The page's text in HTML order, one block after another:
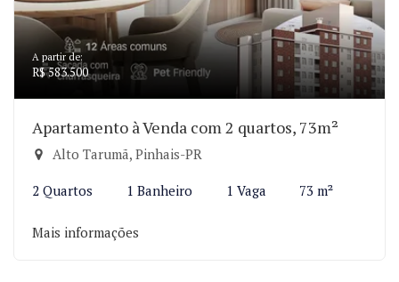
A partir de:
R$ 583.500
Apartamento à Venda com 2 quartos, 73m²
Alto Tarumã, Pinhais-PR
2 Quartos 1 Banheiro 1 Vaga 73 m²
Mais informações